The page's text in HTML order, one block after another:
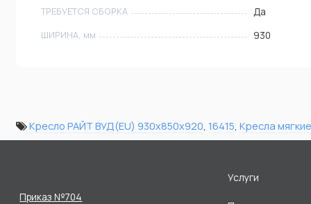
ТРЕБУЕТСЯ СБОРКА Да
ШИРИНА, мм 930
Кресло РАЙТ ВУД(EU) 930х850х920 16415 Кресла мягкие
Приказ №704
Услуги